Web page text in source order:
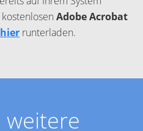
Adobe Acrobat
hier runterladen.
weitere